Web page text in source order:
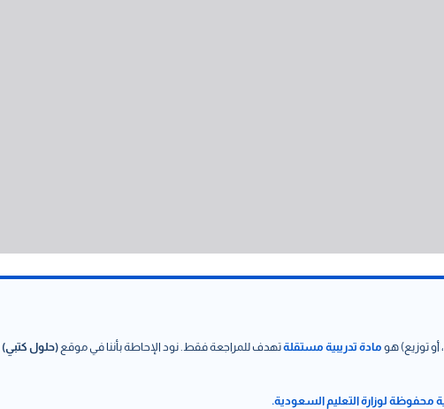
أو توزيع) هو مادة تدريبية مستقلةتهدف للمراجعة فقط. نود الإحاطة بأننا في موقع (حلول كتبي)
محفوظة لوزارة التعليم السعودية.